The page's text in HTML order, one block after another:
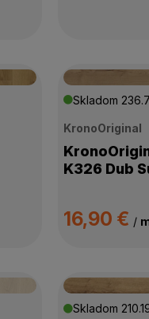
Skladom
KronoOriginal
K326 Dub
16,90 € /
Skladom